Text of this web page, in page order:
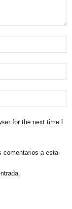
for the next time I
comentarios a esta